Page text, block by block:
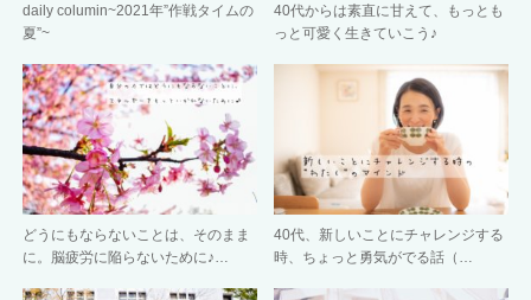
daily columin~2021年”作戦タイムの
夏”~
40代からは素直に甘えて、もっとも
っと可愛く生きていこう♪
どうにもならないことは、そのまま
に。脳疲労に陥らないために♪…
40代、新しいことにチャレンジする
時、ちょっと勇気がでる話（…